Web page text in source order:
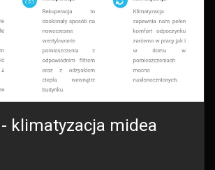
klimatyzacja midea